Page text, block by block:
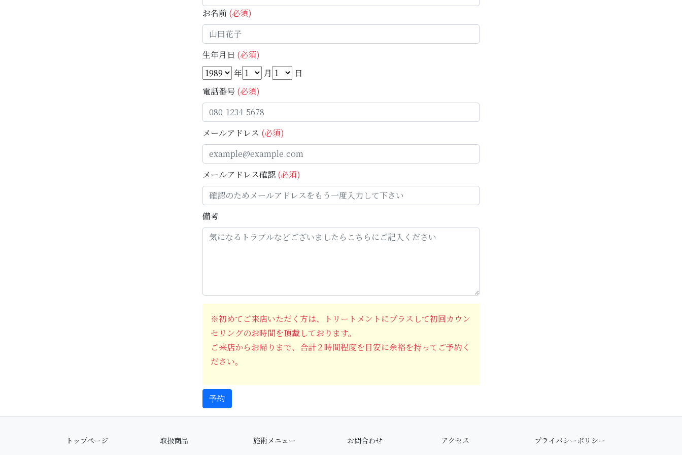
お名前 (必須)
生年月日 (必須)
年
月
日
電話番号 (必須)
メールアドレス (必須)
メールアドレス確認 (必須)
備考
※初めてご来店いただく方は、トリートメントにプラスして初回カウン
セリングのお時間を頂戴しております。
ご来店からお帰りまで、合計２時間程度を目安に余裕を持ってご予約く
ださい。
トップページ 取扱商品 施術メニュー お問合わせ アクセス プライバシーポリシー